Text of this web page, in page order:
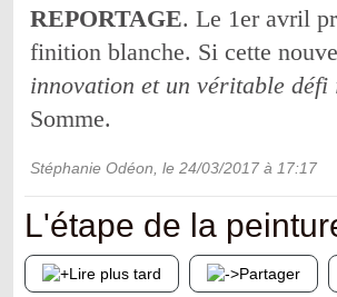
REPORTAGE. Le 1er avril
finition blanche. Si cette
innovation et un véritable
Somme.
Stéphanie Odéon , le 24/03/2017 à 17:17
L'étape de la
Lire plus tard Partager